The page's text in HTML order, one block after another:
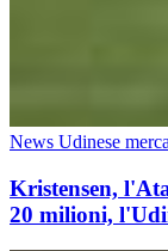
News Udinese
Kristensen,
20 milioni,